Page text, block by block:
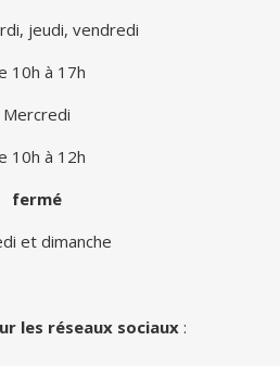
jeudi, vendredi
10h à 17h
Mercredi
10h à 12h
fermé
et dimanche
les réseaux sociaux: